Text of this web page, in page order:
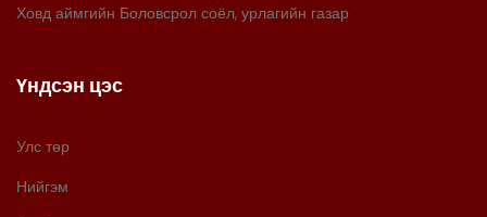
Ховд аймгийн Боловсрол соёл, урлагийн газар
Үндсэн цэс
Улс төр
Нийгэм